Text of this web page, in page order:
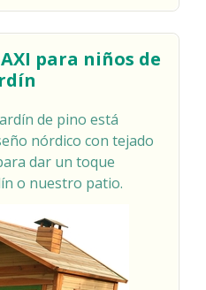
para niños de
de pino está
nórdico con tejado
dar un toque
o nuestro patio.